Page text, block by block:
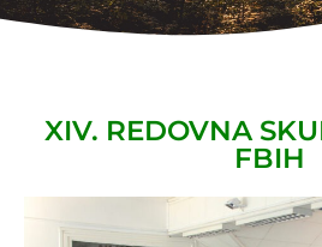
XIV. REDOVNA
FBIH